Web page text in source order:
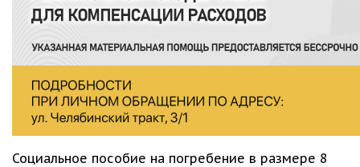
Социальное пособие на погребение в размере 8